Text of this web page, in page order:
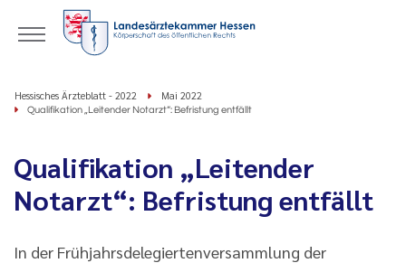
Hessisches Ärzteblatt - 2022 Mai 2022
Qualifikation „Leitender Notarzt“: Befristung entfällt
Qualifikation „Leitender
Notarzt“: Befristung entfällt
In der Frühjahrsdelegiertenversammlung der